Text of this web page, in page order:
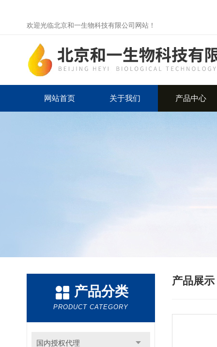
欢迎光临北京和一生物科技有限公司网站！
网站首页 关于我们 产品中心
产品分类
PRODUCT CATEGORY
国内授权代理
产品展示